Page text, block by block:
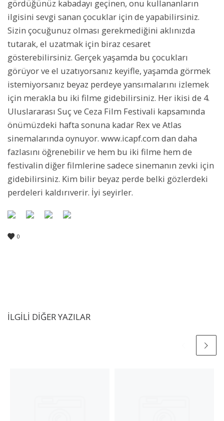
gördüğünüz kabadayı geçinen, onu kullananların
ilgisini sevgi sanan çocuklar için de yapabilirsiniz.
Sizin çocuğunuz olması gerekmediğini aklınızda
tutarak, el uzatmak için biraz cesaret
gösterebilirsiniz. Gerçek yaşamda bu çocukları
görüyor ve el uzatıyorsanız keyifle, yaşamda görmek
istemiyorsanız beyaz perdeye yansımalarını izlemek
için merakla bu iki filme gidebilirsiniz. Her ikisi de 4.
Uluslararası Suç ve Ceza Film Festivali kapsamında
önümüzdeki hafta sonuna kadar Rex ve Atlas
sinemalarında oynuyor. www.icapf.com dan daha
fazlasını öğrenebilir ve hem bu iki filme hem de
festivalin diğer filmlerine sadece sinemanın zevki için
gidebilirsiniz. Kim bilir beyaz perde belki gözlerdeki
perdeleri kaldırıverir. İyi seyirler.
0
İLGILI DIĞER YAZILAR